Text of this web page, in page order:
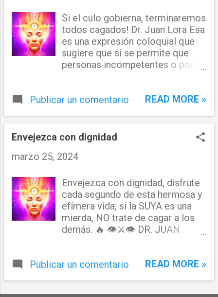
del presente acto DECLARAMOS BAJO LA
FE DEL JURAMENTO , lo siguiente: A) Que
a la fecha de la presente declaración, somos
propietarios del comercio NEGOCIO Y MÁS,
S.R.L. , RNC: 133-00000-0 ; domiciliado en la
provincia de San Pedro de Macorís,
Que los fondos ...
Si el culo gobierna, terminaremos
todos cagados! Dr. Juan Lora Esa
es una expresión coloquial que
sugiere que si se permite que
personas incompetentes o poco
desastre para todos. La frase
vulgar de "culo" (buttocks en
inglés), para referirse a alguien
que no está calificado para
gobernar. En resumen, advierte
negativas de permitir que
individuos inadecuados lleguen al
poder. Es importante recordar
que el respeto y la cortesía son
fundamentales en cualquier
Publicar un comentario READ MORE »
Envejezca con dignidad
marzo 25, 2024
Envejezca con dignidad, disfrute
cada segundo de esta hermosa y
efímera vida; si la SUYA es una
mierda, NO trate de cagar a los
demás. 🔥 👁️⚔️👁️ DR. JUAN
Publicar un comentario
READ MORE »